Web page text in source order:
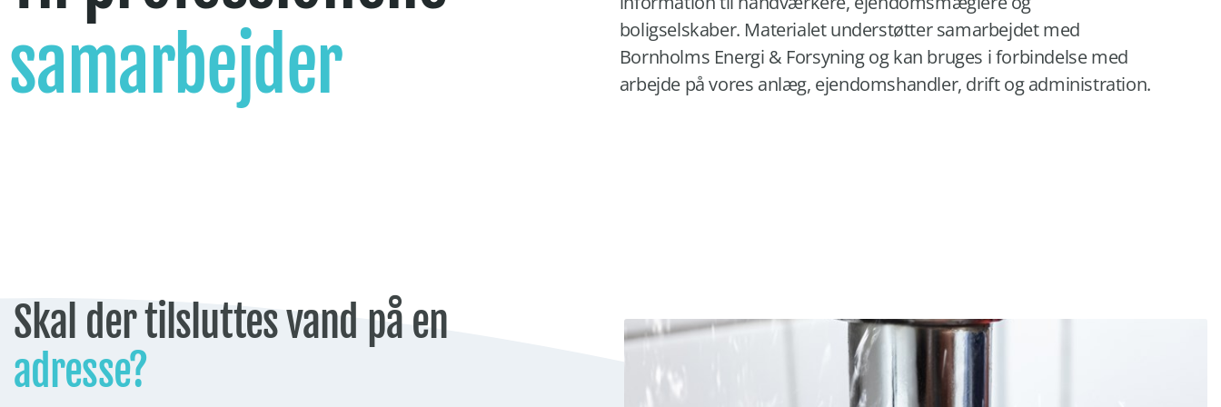
samarbejder
boligselskaber. Materialet understøtter samarbejdet med
Bornholms Energi & Forsyning og kan bruges i forbindelse med
arbejde på vores anlæg, ejendomshandler, drift og administration.
Skal der tilsluttes vand på en
adresse?